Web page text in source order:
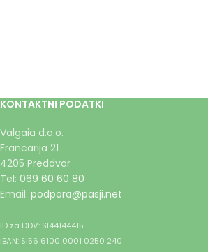
KONTAKTNI PODATKI
Valgaia d.o.o.
Francarija 21
4205 Preddvor
Tel: 069 60 60 80
Email: podpora@pasji.net
ID za DDV: SI44144415
IBAN: SI56 6100 0001 0250 240